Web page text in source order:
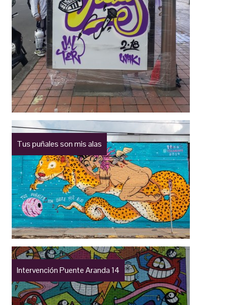
Tus puñales son mis alas
Intervención Puente Aranda 14